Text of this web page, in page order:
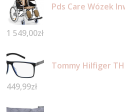
Pds Care Wózek
1 549,00zł
Tommy Hilfiger
449,99zł